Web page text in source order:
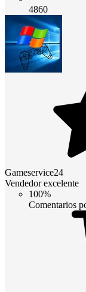
4860
Gameservice24
Vendedor excelente
100%
Comentarios